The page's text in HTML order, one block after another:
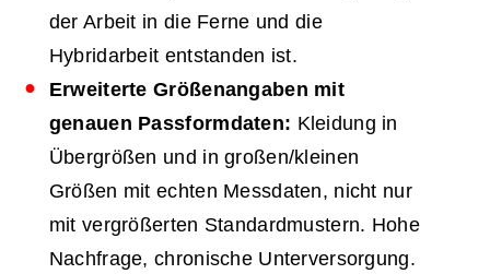
der Arbeit in die Ferne und die
Hybridarbeit entstanden ist.
Erweiterte Größenangaben mit
genauen Passformdaten: Kleidung in
Übergrößen und in großen/kleinen
Größen mit echten Messdaten, nicht nur
mit vergrößerten Standardmustern. Hohe
Nachfrage, chronische Unterversorgung.